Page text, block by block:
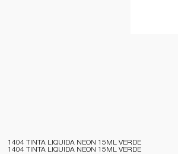
1404 TINTA LIQUIDA NEON 15ML VERDE
1404 TINTA LIQUIDA NEON 15ML VERDE